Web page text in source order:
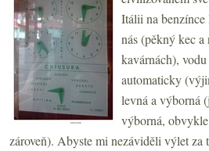
Itálii na benzínce
nás (pěkný kec
kavárnách),
automaticky
levná a výborná
výborná,
zároveň). Abyste mi nezáviděli výlet za